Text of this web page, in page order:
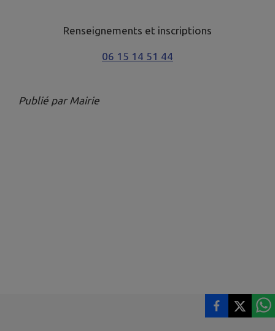
Renseignements et inscriptions
06 15 14 51 44
Publié par Mairie